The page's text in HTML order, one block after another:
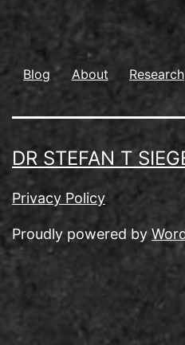
Blog About Research
DR STEFAN T
Privacy Policy
Proudly powered by